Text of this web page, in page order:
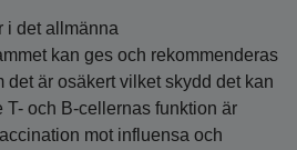
i det allmänna
kan ges och rekommenderas
det är osäkert vilket skydd det kan
T- och B-cellernas funktion är
mot influensa och